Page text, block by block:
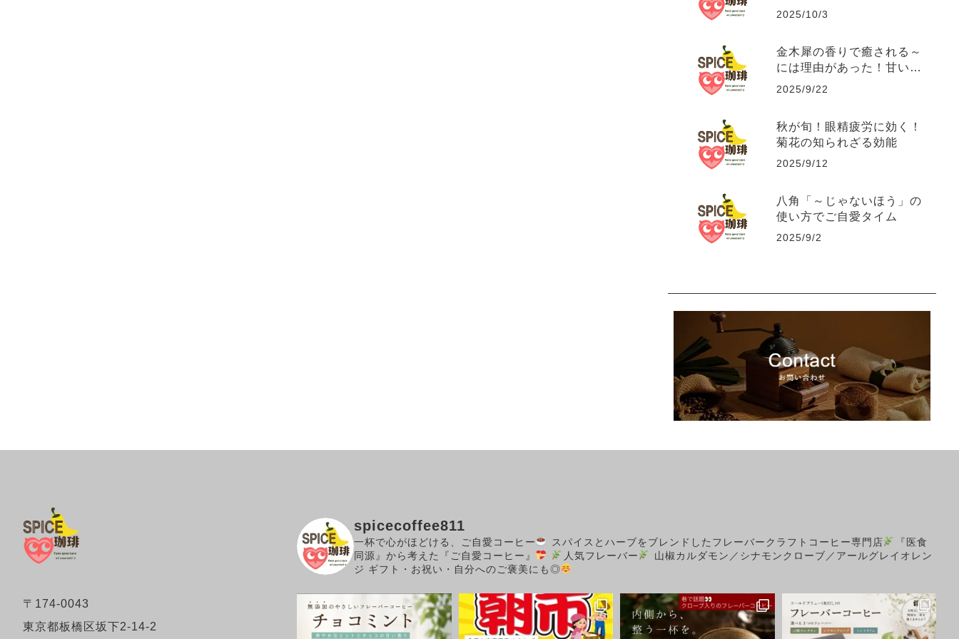
2025/10/3
金木犀の香りで癒される～
には理由があった！甘い香
りに隠された秘密の効能。
2025/9/22
秋が旬！眼精疲労に効く！
菊花の知られざる効能
2025/9/12
八角「～じゃないほう」の
使い方でご自愛タイム
2025/9/2
〒174-0043
東京都板橋区坂下2-14-2
spicecoffee811
一杯で心がほどける、ご自愛コーヒー スパイスとハーブをブレンドしたフレーバークラフトコーヒー専門店
『医食
同源』から考えた『ご自愛コーヒー』
人気フレーバー
山椒カルダモン／シナモンクローブ／アールグレイオレン
ジ ギフト・お祝い・自分へのご褒美にも◎